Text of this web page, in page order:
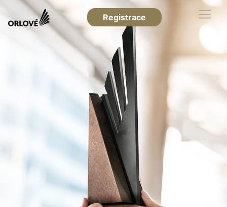
Registrace